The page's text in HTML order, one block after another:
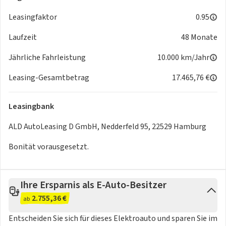
- Vordere Bremse: Belüftete Bremsscheibe
- CCS Typ-2-Stecker Europa
- Typ des Heckantriebsmotors: Permanentmagnet-
- Scheibenbremsen hinten, belüftet
- Berganfahrhilfe
- Komfortfederung
- ESP/ESC - Überschlagschutzsystem (ARP)
- E-Pedal Modus
- Batterietyp: NCM
- Intelligentes Batteriemanagementsystem mit
Temperaturregelung
- Intelligentes Energiemanagement
Leasingfaktor
0.95
Laufzeit
48 Monate
Jährliche Fahrleistung
10.000 km/Jahr
Leasing-Gesamtbetrag
17.465,76 €
Leasingbank
ALD AutoLeasing D GmbH, Nedderfeld 95, 22529 Hamburg
Bonität vorausgesetzt.
Ihre Ersparnis als E-Auto-Besitzer
ab 2.755,36 €
Entscheiden Sie sich für dieses Elektroauto und sparen Sie im